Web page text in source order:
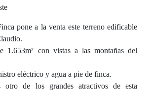
pone a la venta este terreno edificable
1.653m² con vistas a las montañas del
eléctrico y agua a pie de finca.
otro de los grandes atractivos de esta